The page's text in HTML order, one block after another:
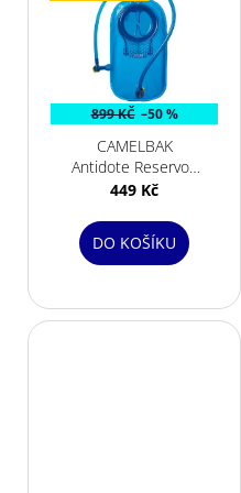
899 KČ –50 %
CAMELBAK
Antidote Reservoir
1,5L
449 Kč
DO KOŠÍKU